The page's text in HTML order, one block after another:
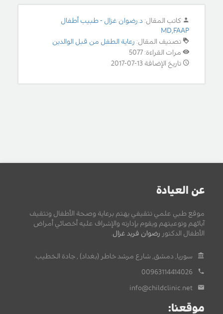
كاتب المقال: د.رضوان غزال - طبيب أطفال
MD,FAAP
تصنيف المقال: رعاية الطفل من قبل الوالدين
مرات القراءة: 5077
تاريخ الإضافة 13-07-2017
عن العيادة
موقع طبي علمي تثقيفي يهتم برعاية وصحة الأطفال وتثقيف
آبائهم وتوعيتهم ويقوم بإدارته والإشراف عليه أخصائي أمراض
الأطفال الدكتور رضوان فريد غزال
سوريا, دمشق, شارع مرشد خاطر (بغداد) , جادة الخطيب.
00963114414026
info@childclinic.net
موقعنا: